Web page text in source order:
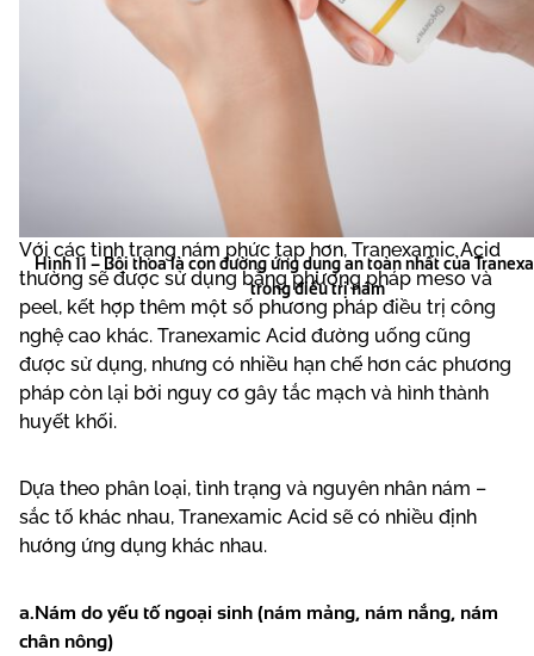
Hình 11 – Bôi thoa là con đường ứng dụng an toàn nhất của
trong điều trị nám
Thông thường, Tranexamic Acid dưới dạng bôi thoa
trong điều trị nám sẽ được ứng dụng ở giai đoạn duy trì
hoặc điều trị kết hợp. Với các trường hợp điều trị tăng
sắc tố hoặc tăng hồng ban sau viêm nhẹ, Tranexamic
Acid đường bôi có thể được ứng dụng đơn lẻ.
Với các tình trạng nám phức tạp hơn, Tranexamic Acid
thường sẽ được sử dụng bằng phương pháp meso và
peel, kết hợp thêm một số phương pháp điều trị công
nghệ cao khác. Tranexamic Acid đường uống cũng
được sử dụng, nhưng có nhiều hạn chế hơn các phương
pháp còn lại bởi nguy cơ gây tắc mạch và hình thành
huyết khối.
Dựa theo phân loại, tình trạng và nguyên nhân nám –
sắc tố khác nhau, Tranexamic Acid sẽ có nhiều định
hướng ứng dụng khác nhau.
a.Nám do yếu tố ngoại sinh (nám mảng, nám nắng, nám
chân nông)